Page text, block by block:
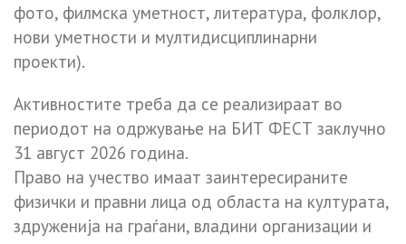
фото, филмска уметност, литература, фолклор,
нови уметности и мултидисциплинарни
проекти).
Активностите треба да се реализираат во
периодот на одржување на БИТ ФЕСТ заклучно
31 август 2026 година.
Право на учество имаат заинтересираните
физички и правни лица од областа на културата,
здруженија на граѓани, владини организации и